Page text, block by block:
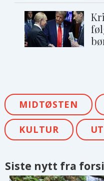
MIDTØSTEN
KULTUR
Siste nytt fra